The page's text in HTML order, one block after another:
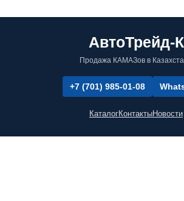
АвтоТрейд-К
Продажа КАМАЗов в
+7 (701) 985-01-08
КаталогКонтактыНовости